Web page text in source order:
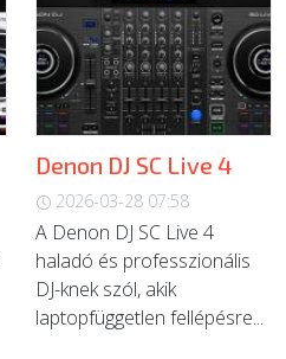
Denon DJ SC Live 4
2026-03-28 07:58
A Denon DJ SC Live 4
haladó és professzionális
DJ-knek szól, akik
laptopfüggetlen fellépésre...